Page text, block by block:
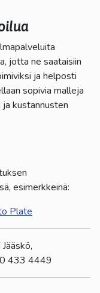
jotta ne saataisiin
ja helposti
sopivia malleja
kustannusten
esimerkkeinä:
Plate
433 4449